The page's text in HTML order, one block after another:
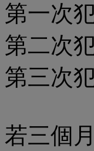
第一次
第二次
第三次
若三個